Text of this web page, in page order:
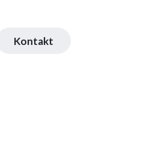
Kontakt